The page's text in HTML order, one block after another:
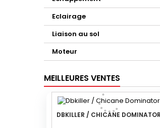
Eclairage
Liaison au sol
Moteur
MEILLEURES VENTES
DBKILLER / CHICANE DOMINATOR